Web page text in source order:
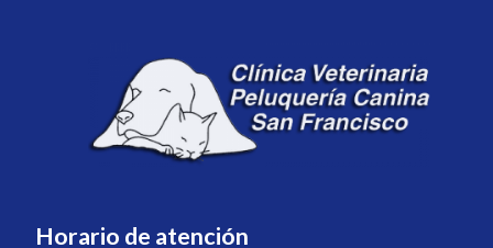
Horario de atención